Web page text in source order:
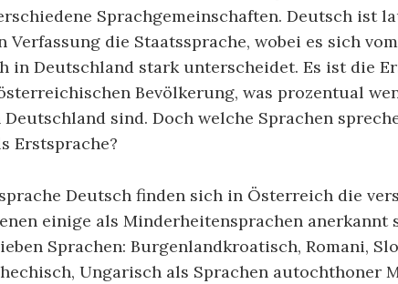
Sprachgemeinschaften. Deutsch ist
Verfassung die Staatssprache, wobei es sich vom
in Deutschland stark unterscheidet. Es ist die
Bevölkerung, was prozentual
sind. Doch welche Sprachen
Erstsprache?
Deutsch finden sich in Österreich die
einige als Minderheitensprachen anerkannt
Sprachen: Burgenlandkroatisch, Romani,
Ungarisch als Sprachen autochthoner